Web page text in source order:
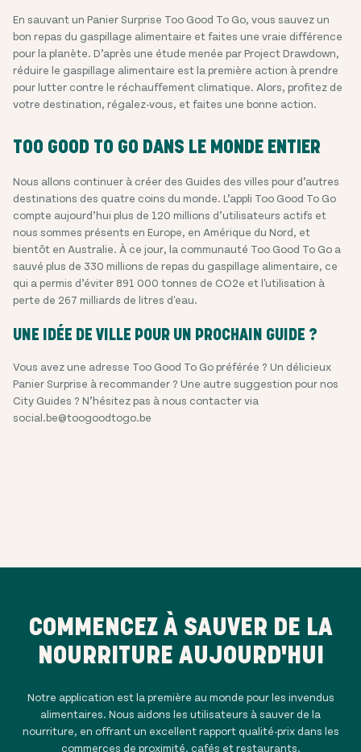
En sauvant un Panier Surprise Too Good To Go, vous sauvez un
bon repas du gaspillage alimentaire et faites une vraie différence
pour la planète. D’après une étude menée par Project Drawdown,
réduire le gaspillage alimentaire est la première action à prendre
pour lutter contre le réchauffement climatique. Alors, profitez de
votre destination, régalez-vous, et faites une bonne action.
TOO GOOD TO GO DANS LE MONDE ENTIER
Nous allons continuer à créer des Guides des villes pour d’autres
destinations des quatre coins du monde. L’appli Too Good To Go
compte aujourd’hui plus de 120 millions d’utilisateurs actifs et
nous sommes présents en Europe, en Amérique du Nord, et
bientôt en Australie. À ce jour, la communauté Too Good To Go a
sauvé plus de 330 millions de repas du gaspillage alimentaire, ce
qui a permis d’éviter 891 000 tonnes de CO2e et l'utilisation à
perte de 267 milliards de litres d'eau.
UNE IDÉE DE VILLE POUR UN PROCHAIN GUIDE ?
Vous avez une adresse Too Good To Go préférée ? Un délicieux
Panier Surprise à recommander ? Une autre suggestion pour nos
City Guides ? N’hésitez pas à nous contacter via
social.be@toogoodtogo.be
COMMENCEZ À SAUVER DE LA
NOURRITURE AUJOURD'HUI
Notre application est la première au monde pour les invendus
alimentaires. Nous aidons les utilisateurs à sauver de la
nourriture, en offrant un excellent rapport qualité-prix dans les
commerces de proximité, cafés et restaurants.